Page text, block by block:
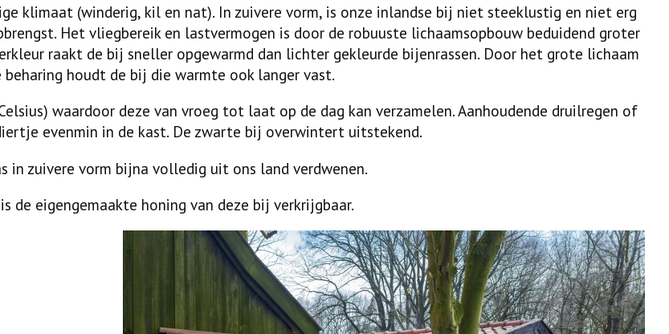
klimaat (winderig, kil en nat). In zuivere vorm, is onze inlandse bij niet steeklustig en niet erg
Het vliegbereik en lastvermogen is door de robuuste lichaamsopbouw beduidend groter
raakt de bij sneller opgewarmd dan lichter gekleurde bijenrassen. Door het grote lichaam
beharing houdt de bij die warmte ook langer vast.
waardoor deze van vroeg tot laat op de dag kan verzamelen. Aanhoudende druilregen of
evenmin in de kast. De zwarte bij overwintert uitstekend.
in zuivere vorm bijna volledig uit ons land verdwenen.
de eigengemaakte honing van deze bij verkrijgbaar.